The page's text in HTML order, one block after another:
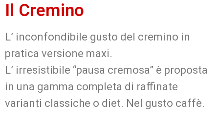
Il Cremino
L’ inconfondibile gusto del cremino in
pratica versione maxi.
L’ irresistibile “pausa cremosa” è proposta
in una gamma completa di raffinate
varianti classiche o diet. Nel gusto caffè.